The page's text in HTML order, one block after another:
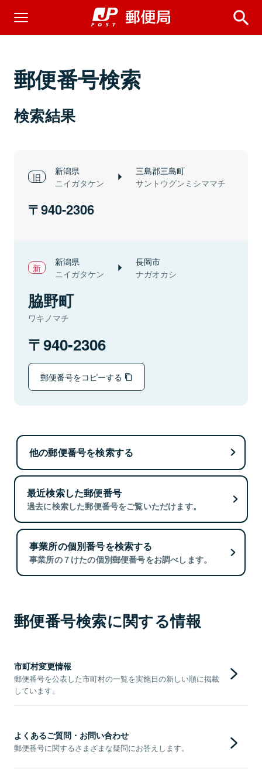
郵便番号検索
検索結果
新潟県
ニイガタケン
三島郡三島町
サントウグンミシママチ
940-2306
新潟県
ニイガタケン
長岡市
ナガオカシ
脇野町
ワキノマチ
940-2306
郵便番号をコピーする
他の郵便番号を検索する
最近検索した郵便番号
過去に検索した郵便番号をご覧いただけます。
事業所の個別番号を検索する
事業所の７けたの個別郵便番号をお調べします。
郵便番号検索に関する情報
市町村変更情報
郵便番号を公表した市町村の一覧を実施日の新しい順に掲載
しています。
よくあるご質問・お問い合わせ
郵便番号に関するさまざまな疑問にお答えします。